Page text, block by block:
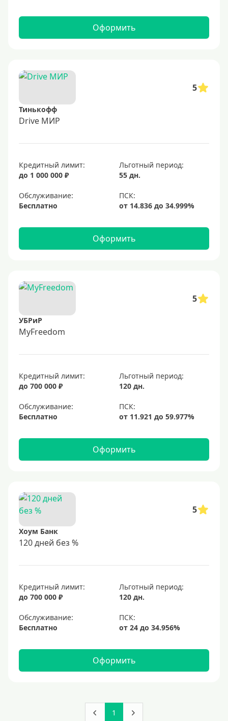
Оформить
5
Тинькофф
Drive МИР
Кредитный лимит:
до 1 000 000 ₽
Льготный период:
55 дн.
Обслуживание:
Бесплатно
Оформить
5
УБРиР
MyFreedom
Кредитный лимит:
до 700 000 ₽
Льготный период:
120 дн.
Обслуживание:
Бесплатно
Оформить
5
Хоум Банк
120 дней без %
Кредитный лимит:
до 700 000 ₽
Льготный период:
120 дн.
Обслуживание:
Бесплатно
Оформить
1